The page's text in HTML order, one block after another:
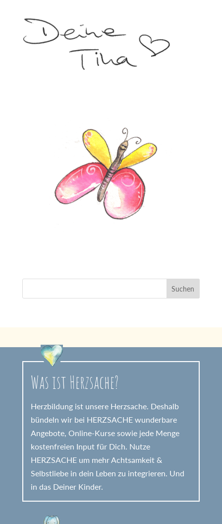
Was ist Herzsache?
Herzbildung ist unsere Herzsache. Deshalb
bündeln wir bei HERZSACHE wunderbare
Angebote, Online-Kurse sowie jede Menge
kostenfreien Input für Dich. Nutze
HERZSACHE um mehr Achtsamkeit &
Selbstliebe in dein Leben zu integrieren. Und
in das Deiner Kinder.